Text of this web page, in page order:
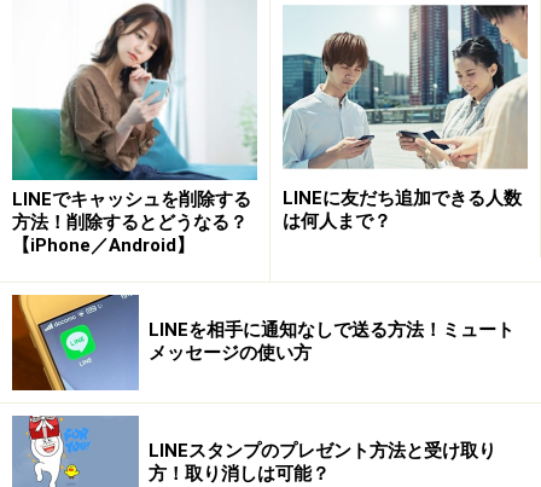
友だちリストから、名前を変更したい友だちを選んでタップ
し、名前右横の「ペン」アイコンをタップ。新しい名前を上
書きする
友だちの名前を変更する場合は、友だちリストから、名
前を変更したい友だちを選んでタップし、名前右横の
「ペン」アイコンをタップ。新しい名前を上書きし、
「保存」をタップすれば、新たに入力した名前が表示さ
れます。なお、LINEの公式アカウント名は変更できませ
ん。
LINEでキャッシュを削除する
方法！削除するとどうなる？
【iPhone／Android】
LINEに友だち追加できる人数
は何人まで？
LINEを相手に通知なしで送る方法！ミュート
メッセージの使い方
LINEスタンプのプレゼント方法と受け取り
方！取り消しは可能？